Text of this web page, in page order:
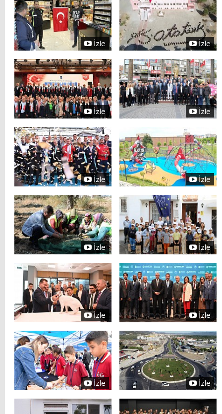
İzle İzle
İzle İzle
İzle İzle
İzle İzle
İzle İzle
İzle İzle